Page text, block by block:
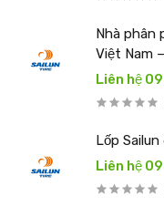
Nhà phân
Việt Nam
Liên hệ
Lốp Sailun
Liên hệ